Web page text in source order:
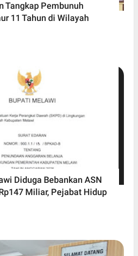
Tangkap Pembunuh
11 Tahun di Wilayah
Diduga Bebankan ASN
Miliar, Pejabat Hidup